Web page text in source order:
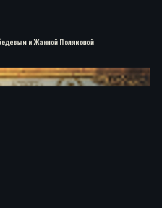
и Жанной Поляковой